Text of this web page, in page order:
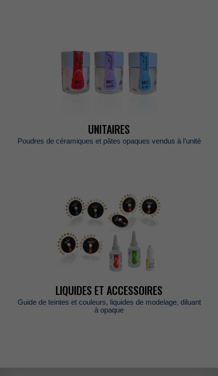
UNITAIRES
Poudresdecéramiquesetpâtesopaquesvendusàl’unité
LIQUIDESETACCESSOIRES
Guidedeteintesetcouleurs,liquidesdemodelage,diluant
àopaque